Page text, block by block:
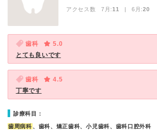
アクセス数 7月:11 | 6月:20
歯科
5.0
とても良いです
歯科
4.5
丁寧です
診療科目：
歯周病科 、歯科、矯正歯科、小児歯科、歯科口腔外科